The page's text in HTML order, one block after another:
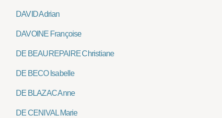
DAVID Adrian
DAVOINE Françoise
DE BEAUREPAIRE Christiane
DE BECO Isabelle
DE BLAZAC Anne
DE CENIVAL Marie